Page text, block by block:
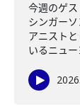
今週のゲ
シンガー
アニスト
いるニュ